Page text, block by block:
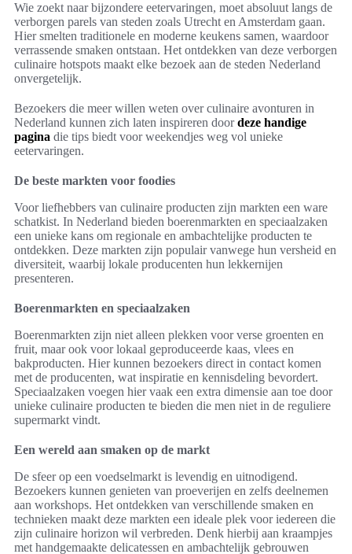
Wie zoekt naar bijzondere eetervaringen, moet absoluut langs de
verborgen parels van steden zoals Utrecht en Amsterdam gaan.
Hier smelten traditionele en moderne keukens samen, waardoor
verrassende smaken ontstaan. Het ontdekken van deze verborgen
culinaire hotspots maakt elke bezoek aan de steden Nederland
onvergetelijk.
Bezoekers die meer willen weten over culinaire avonturen in
Nederland kunnen zich laten inspireren doordeze handige
pagina die tips biedt voor weekendjes weg vol unieke
eetervaringen.
De beste markten voor foodies
Voor liefhebbers van culinaire producten zijn markten een ware
schatkist. In Nederland bieden boerenmarkten en speciaalzaken
een unieke kans om regionale en ambachtelijke producten te
ontdekken. Deze markten zijn populair vanwege hun versheid en
diversiteit, waarbij lokale producenten hun lekkernijen
presenteren.
Boerenmarkten en speciaalzaken
Boerenmarkten zijn niet alleen plekken voor verse groenten en
fruit, maar ook voor lokaal geproduceerde kaas, vlees en
bakproducten. Hier kunnen bezoekers direct in contact komen
met de producenten, wat inspiratie en kennisdeling bevordert.
Speciaalzaken voegen hier vaak een extra dimensie aan toe door
unieke culinaire producten te bieden die men niet in de reguliere
supermarkt vindt.
Een wereld aan smaken op de markt
De sfeer op een voedselmarkt is levendig en uitnodigend.
Bezoekers kunnen genieten van proeverijen en zelfs deelnemen
aan workshops. Het ontdekken van verschillende smaken en
technieken maakt deze markten een ideale plek voor iedereen die
zijn culinaire horizon wil verbreden. Denk hierbij aan kraampjes
met handgemaakte delicatessen en ambachtelijk gebrouwen